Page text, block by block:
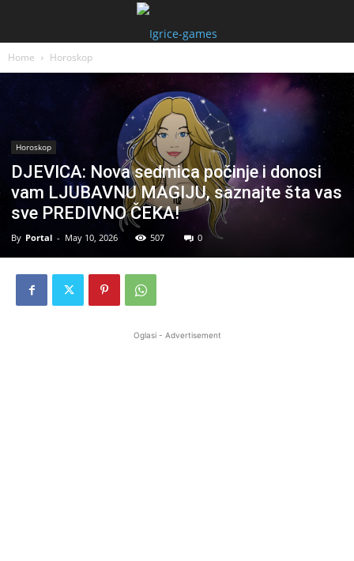
Home Horoskop
Horoskop
DJEVICA: Nova sedmica počinje i donosi
vam LJUBAVNU MAGIJU, saznajte šta vas
sve PREDIVNO ČEKA!
By Portal - May 10, 2026 507 0
Oglasi - Advertisement